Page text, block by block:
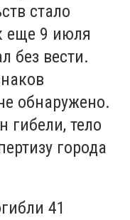
стало
еще 9 июля
без вести.
обнаружено.
гибели, тело
города
41